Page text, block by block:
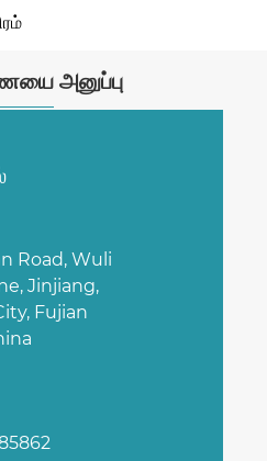
அனுப்பு
Road, Wuli
Jinjiang,
Fujian